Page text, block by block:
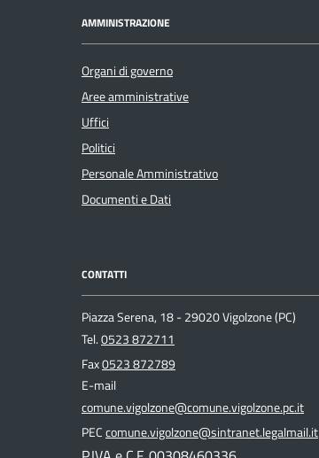
AMMINISTRAZIONE
Organi di governo
Aree amministrative
Uffici
Politici
Personale Amministrativo
Documenti e Dati
CONTATTI
Piazza Serena, 18 - 29020 Vigolzone (PC)
Tel.0523 872711
Fax0523 872789
E-mail
comune.vigolzone@comune.vigolzone.pc.it
PECcomune.vigolzone@sintranet.legalmail.it